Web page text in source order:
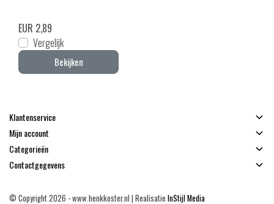
EUR 2,89
Vergelijk
Bekijken
Klantenservice
Mijn account
Categorieën
Contactgegevens
© Copyright 2026 - www.henkkoster.nl | Realisatie InStijl Media